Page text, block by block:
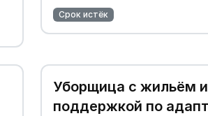
Срок истёк
Уборщица с жильём и
поддержкой по